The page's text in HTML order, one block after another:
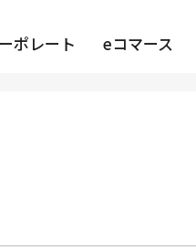
ポレート eコマース